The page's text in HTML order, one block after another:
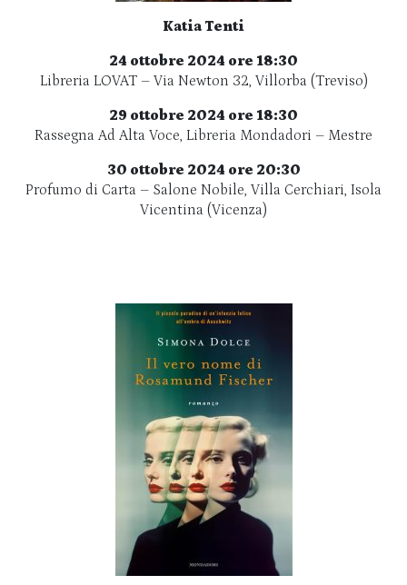
Katia Tenti
24 ottobre 2024 ore 18:30
Libreria LOVAT – Via Newton 32, Villorba (Treviso)
29 ottobre 2024 ore 18:30
Rassegna Ad Alta Voce, Libreria Mondadori – Mestre
30 ottobre 2024 ore 20:30
Profumo di Carta – Salone Nobile, Villa Cerchiari, Isola
Vicentina (Vicenza)